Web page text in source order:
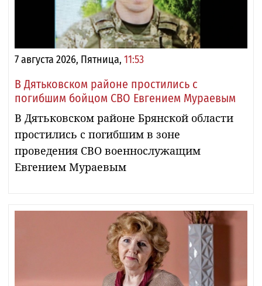
7 августа 2026, Пятница, 11:53
В Дятьковском районе простились с
погибшим бойцом СВО Евгением Мураевым
В Дятьковском районе Брянской области
простились с погибшим в зоне
проведения СВО военнослужащим
Евгением Мураевым